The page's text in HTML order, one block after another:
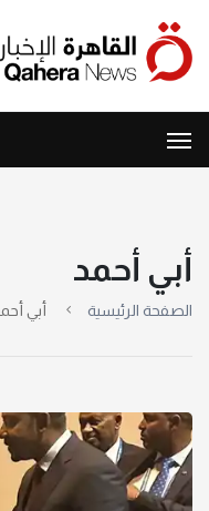
أبي أحمد
الصفحة الرئيسية أبي